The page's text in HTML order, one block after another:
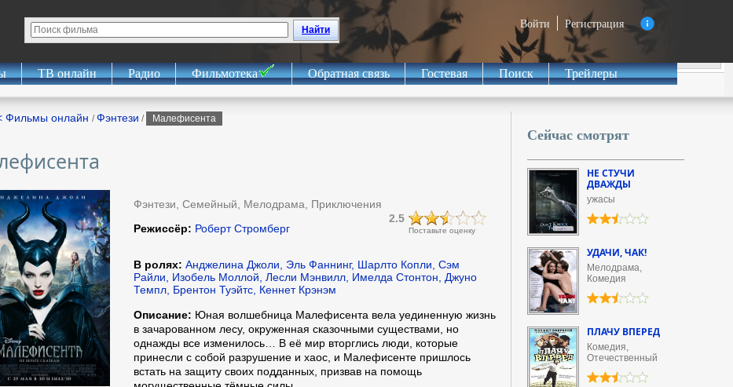
Войти Регистрация
Найти
ТВ онлайн Радио Фильмотека Обратная связь Гостевая Поиск Трейлеры
Фильмы онлайн /Фэнтези / Малефисента
Фэнтези, Семейный, Мелодрама, Приключения
Поставьте оценку
2.5
Режиссёр: Роберт Стромберг
В ролях: Анджелина Джоли, Эль Фаннинг, Шарлто Копли, Сэм
Райли, Изобель Моллой, Лесли Мэнвилл, Имелда Стонтон, Джуно
Темпл, Брентон Туэйтс, Кеннет Крэнэм
Описание: Юная волшебница Малефисента вела уединенную жизнь
в зачарованном лесу, окруженная сказочными существами, но
однажды все изменилось… В её мир вторглись люди, которые
принесли с собой разрушение и хаос, и Малефисенте пришлось
встать на защиту своих подданных, призвав на помощь
Сейчас смотрят
НЕ СТУЧИ
ДВАЖДЫ
ужасы
УДАЧИ, ЧАК!
Мелодрама,
Комедия
ПЛАЧУ ВПЕРЕД
Комедия,
Отечественный